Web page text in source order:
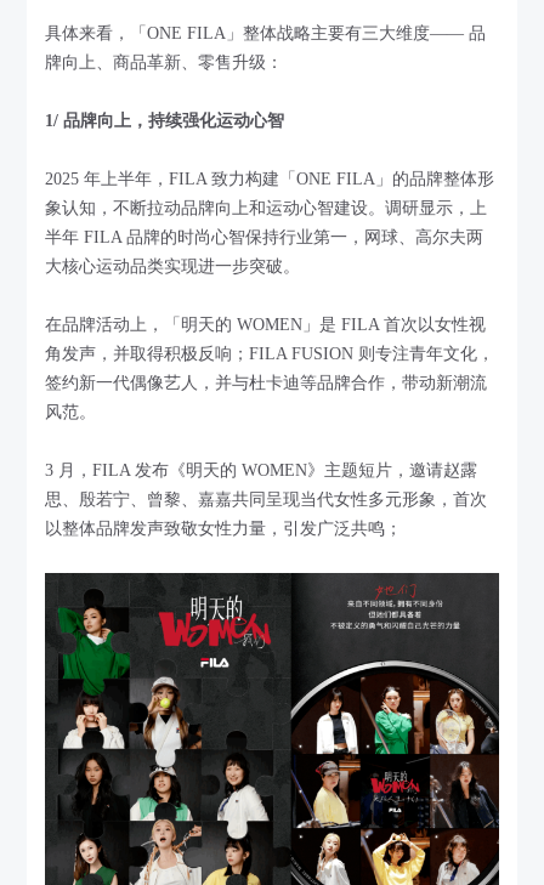
具体来看，「ONE FILA」整体战略主要有三大维度—— 品
牌向上、商品革新、零售升级：
1/ 品牌向上，持续强化运动心智
2025 年上半年，FILA 致力构建「ONE FILA」的品牌整体形
象认知，不断拉动品牌向上和运动心智建设。调研显示，上
半年 FILA 品牌的时尚心智保持行业第一，网球、高尔夫两
大核心运动品类实现进一步突破。
在品牌活动上，「明天的 WOMEN」是 FILA 首次以女性视
角发声，并取得积极反响；FILA FUSION 则专注青年文化，
签约新一代偶像艺人，并与杜卡迪等品牌合作，带动新潮流
风范。
3 月，FILA 发布《明天的 WOMEN》主题短片，邀请赵露
思、殷若宁、曾黎、嘉嘉共同呈现当代女性多元形象，首次
以整体品牌发声致敬女性力量，引发广泛共鸣；